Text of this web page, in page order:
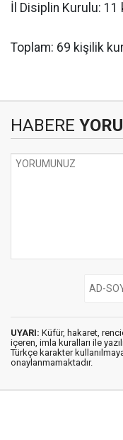
İl Disiplin Kurulu: 11
Toplam: 69 kişilik
HABERE
UYARI: Küfür, hakaret,
içeren, imla kuralları ile
Türkçe karakter
onaylanmamaktadır.